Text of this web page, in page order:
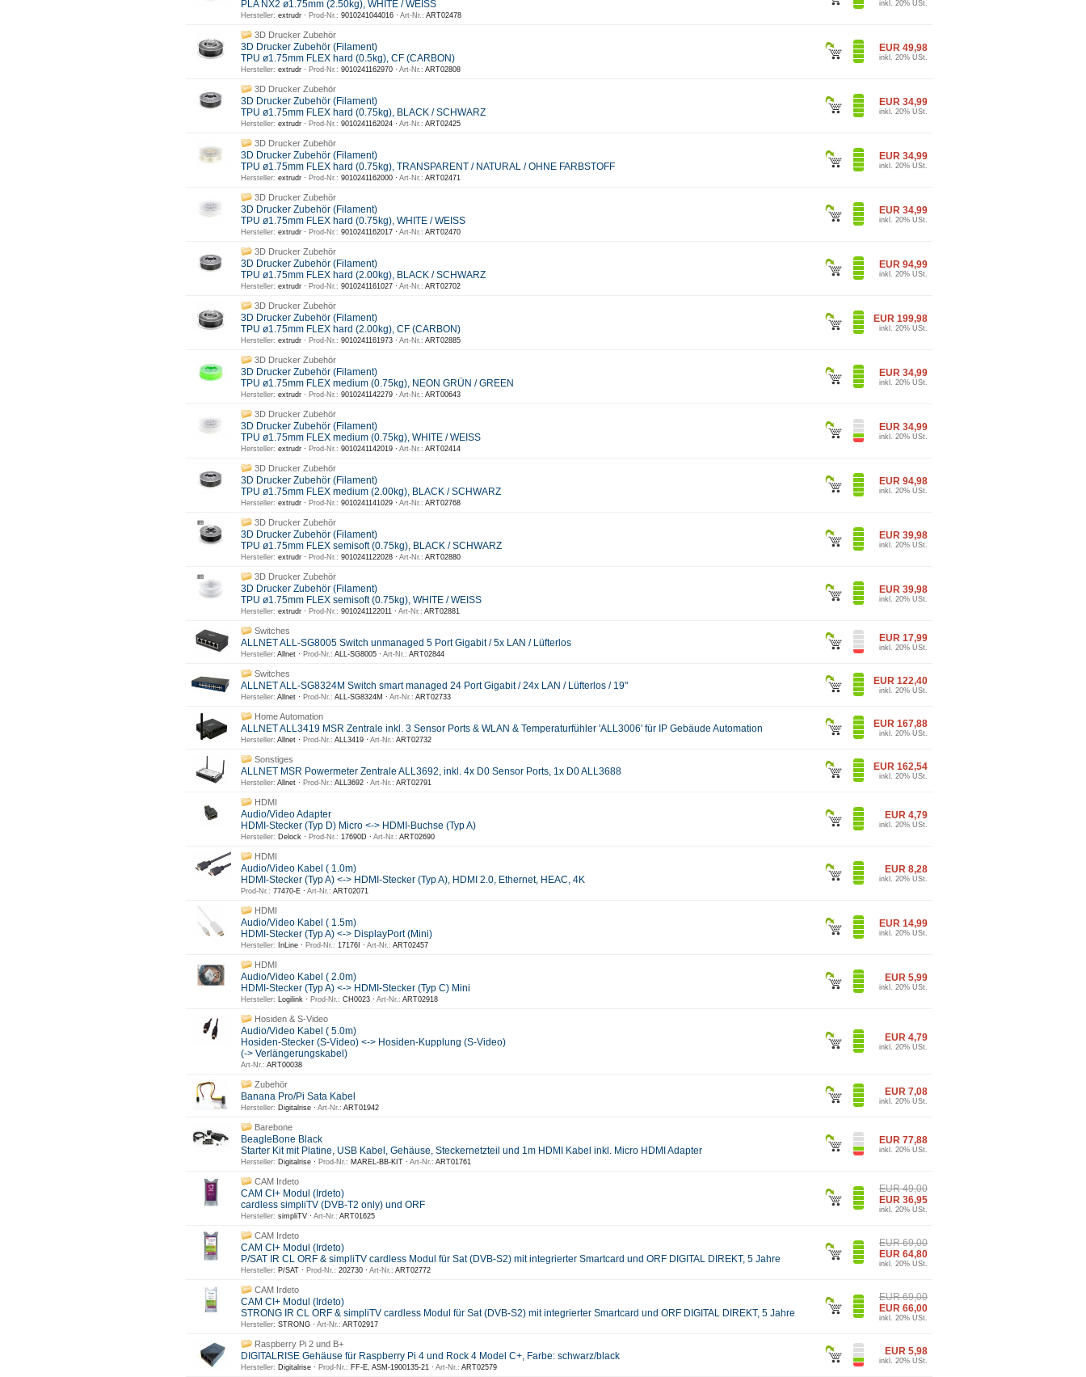
PLA NX2 ø1.75mm (2.50kg), WHITE / WEISS
Hersteller: extrudr · Prod-Nr.: 9010241044016 · Art-Nr.: ART02478
inkl. 20% USt.
3D Drucker Zubehör
3D Drucker Zubehör (Filament)
TPU ø1.75mm FLEX hard (0.5kg), CF (CARBON)
Hersteller: extrudr · Prod-Nr.: 9010241162970 · Art-Nr.: ART02808
EUR 49,98
inkl. 20% USt.
3D Drucker Zubehör
3D Drucker Zubehör (Filament)
TPU ø1.75mm FLEX hard (0.75kg), BLACK / SCHWARZ
Hersteller: extrudr · Prod-Nr.: 9010241162024 · Art-Nr.: ART02425
EUR 34,99
inkl. 20% USt.
3D Drucker Zubehör
3D Drucker Zubehör (Filament)
TPU ø1.75mm FLEX hard (0.75kg), TRANSPARENT / NATURAL / OHNE FARBSTOFF
Hersteller: extrudr · Prod-Nr.: 9010241162000 · Art-Nr.: ART02471
EUR 34,99
inkl. 20% USt.
3D Drucker Zubehör
3D Drucker Zubehör (Filament)
TPU ø1.75mm FLEX hard (0.75kg), WHITE / WEISS
Hersteller: extrudr · Prod-Nr.: 9010241162017 · Art-Nr.: ART02470
EUR 34,99
inkl. 20% USt.
3D Drucker Zubehör
3D Drucker Zubehör (Filament)
TPU ø1.75mm FLEX hard (2.00kg), BLACK / SCHWARZ
Hersteller: extrudr · Prod-Nr.: 9010241161027 · Art-Nr.: ART02702
EUR 94,99
inkl. 20% USt.
3D Drucker Zubehör
3D Drucker Zubehör (Filament)
TPU ø1.75mm FLEX hard (2.00kg), CF (CARBON)
Hersteller: extrudr · Prod-Nr.: 9010241161973 · Art-Nr.: ART02885
EUR 199,98
inkl. 20% USt.
3D Drucker Zubehör
3D Drucker Zubehör (Filament)
TPU ø1.75mm FLEX medium (0.75kg), NEON GRÜN / GREEN
Hersteller: extrudr · Prod-Nr.: 9010241142279 · Art-Nr.: ART00643
EUR 34,99
inkl. 20% USt.
3D Drucker Zubehör
3D Drucker Zubehör (Filament)
TPU ø1.75mm FLEX medium (0.75kg), WHITE / WEISS
Hersteller: extrudr · Prod-Nr.: 9010241142019 · Art-Nr.: ART02414
EUR 34,99
inkl. 20% USt.
3D Drucker Zubehör
3D Drucker Zubehör (Filament)
TPU ø1.75mm FLEX medium (2.00kg), BLACK / SCHWARZ
Hersteller: extrudr · Prod-Nr.: 9010241141029 · Art-Nr.: ART02768
EUR 94,98
inkl. 20% USt.
3D Drucker Zubehör
3D Drucker Zubehör (Filament)
TPU ø1.75mm FLEX semisoft (0.75kg), BLACK / SCHWARZ
Hersteller: extrudr · Prod-Nr.: 9010241122028 · Art-Nr.: ART02880
EUR 39,98
inkl. 20% USt.
3D Drucker Zubehör
3D Drucker Zubehör (Filament)
TPU ø1.75mm FLEX semisoft (0.75kg), WHITE / WEISS
Hersteller: extrudr · Prod-Nr.: 9010241122011 · Art-Nr.: ART02881
EUR 39,98
inkl. 20% USt.
Switches
ALLNET ALL-SG8005 Switch unmanaged 5 Port Gigabit / 5x LAN / Lüfterlos
Hersteller: Allnet · Prod-Nr.: ALL-SG8005 · Art-Nr.: ART02844
EUR 17,99
inkl. 20% USt.
Switches
ALLNET ALL-SG8324M Switch smart managed 24 Port Gigabit / 24x LAN / Lüfterlos / 19"
Hersteller: Allnet · Prod-Nr.: ALL-SG8324M · Art-Nr.: ART02733
EUR 122,40
inkl. 20% USt.
Home Automation
ALLNET ALL3419 MSR Zentrale inkl. 3 Sensor Ports & WLAN & Temperaturfühler 'ALL3006' für IP Gebäude Automation
Hersteller: Allnet · Prod-Nr.: ALL3419 · Art-Nr.: ART02732
EUR 167,88
inkl. 20% USt.
Sonstiges
ALLNET MSR Powermeter Zentrale ALL3692, inkl. 4x D0 Sensor Ports, 1x D0 ALL3688
Hersteller: Allnet · Prod-Nr.: ALL3692 · Art-Nr.: ART02791
EUR 162,54
inkl. 20% USt.
HDMI
Audio/Video Adapter
HDMI-Stecker (Typ D) Micro <-> HDMI-Buchse (Typ A)
Hersteller: Delock · Prod-Nr.: 17690D · Art-Nr.: ART02690
EUR 4,79
inkl. 20% USt.
HDMI
Audio/Video Kabel ( 1.0m)
HDMI-Stecker (Typ A) <-> HDMI-Stecker (Typ A), HDMI 2.0, Ethernet, HEAC, 4K
Prod-Nr.: 77470-E · Art-Nr.: ART02071
EUR 8,28
inkl. 20% USt.
HDMI
Audio/Video Kabel ( 1.5m)
HDMI-Stecker (Typ A) <-> DisplayPort (Mini)
Hersteller: InLine · Prod-Nr.: 17176I · Art-Nr.: ART02457
EUR 14,99
inkl. 20% USt.
HDMI
Audio/Video Kabel ( 2.0m)
HDMI-Stecker (Typ A) <-> HDMI-Stecker (Typ C) Mini
Hersteller: Logilink · Prod-Nr.: CH0023 · Art-Nr.: ART02918
EUR 5,99
inkl. 20% USt.
Hosiden & S-Video
Audio/Video Kabel ( 5.0m)
Hosiden-Stecker (S-Video) <-> Hosiden-Kupplung (S-Video)
(-> Verlängerungskabel)
Art-Nr.: ART00038
EUR 4,79
inkl. 20% USt.
Zubehör
Banana Pro/Pi Sata Kabel
Hersteller: Digitalrise · Art-Nr.: ART01942
EUR 7,08
inkl. 20% USt.
Barebone
BeagleBone Black
Starter Kit mit Platine, USB Kabel, Gehäuse, Steckernetzteil und 1m HDMI Kabel inkl. Micro HDMI Adapter
Hersteller: Digitalrise · Prod-Nr.: MAREL-BB-KIT · Art-Nr.: ART01761
EUR 77,88
inkl. 20% USt.
CAM Irdeto
CAM CI+ Modul (Irdeto)
cardless simpliTV (DVB-T2 only) und ORF
Hersteller: simpliTV · Art-Nr.: ART01625
EUR 49,00
EUR 36,95
inkl. 20% USt.
CAM Irdeto
CAM CI+ Modul (Irdeto)
P/SAT IR CL ORF & simpliTV cardless Modul für Sat (DVB-S2) mit integrierter Smartcard und ORF DIGITAL DIREKT, 5 Jahre
Hersteller: P/SAT · Prod-Nr.: 202730 · Art-Nr.: ART02772
EUR 69,00
EUR 64,80
inkl. 20% USt.
CAM Irdeto
CAM CI+ Modul (Irdeto)
STRONG IR CL ORF & simpliTV cardless Modul für Sat (DVB-S2) mit integrierter Smartcard und ORF DIGITAL DIREKT, 5 Jahre
Hersteller: STRONG · Art-Nr.: ART02917
EUR 69,00
EUR 66,00
inkl. 20% USt.
Raspberry Pi 2 und B+
DIGITALRISE Gehäuse für Raspberry Pi 4 und Rock 4 Model C+, Farbe: schwarz/black
Hersteller: Digitalrise · Prod-Nr.: FF-E, ASM-1900135-21 · Art-Nr.: ART02579
EUR 5,98
inkl. 20% USt.